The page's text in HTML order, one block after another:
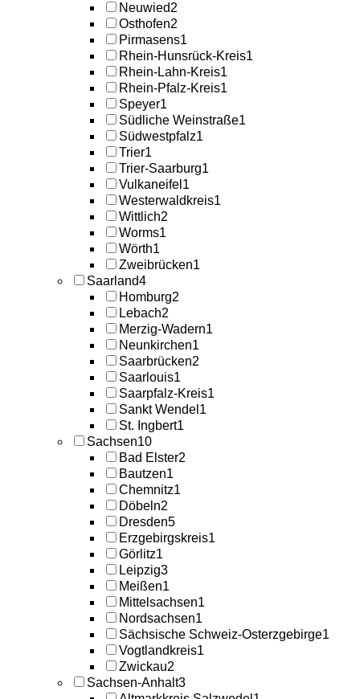
Neuwied2
Osthofen2
Pirmasens1
Rhein-Hunsrück-Kreis1
Rhein-Lahn-Kreis1
Rhein-Pfalz-Kreis1
Speyer1
Südliche Weinstraße1
Südwestpfalz1
Trier1
Trier-Saarburg1
Vulkaneifel 1
Westerwaldkreis1
Wittlich2
Worms1
Wörth1
Zweibrücken1
Saarland4
Homburg2
Lebach2
Merzig-Wadern1
Neunkirchen1
Saarbrücken2
Saarlouis1
Saarpfalz-Kreis1
Sankt Wendel 1
St. Ingbert1
Sachsen10
Bad Elster2
Bautzen1
Chemnitz1
Döbeln2
Dresden5
Erzgebirgskreis1
Görlitz1
Leipzig3
Meißen1
Mittelsachsen1
Nordsachsen1
Sächsische Schweiz-Osterzgebirge1
Vogtlandkreis1
Zwickau2
Sachsen-Anhalt3